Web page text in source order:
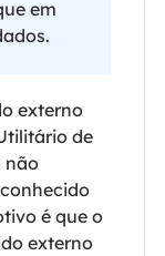
em
externo
de
não
é que o
externo